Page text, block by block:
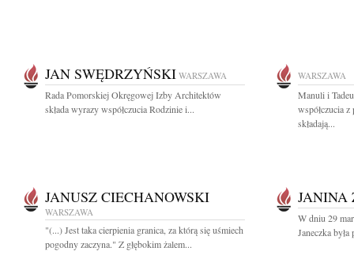
JAN SWĘDRZYŃSKI WARSZAWA
Rada Pomorskiej Okręgowej Izby Architektów
składa wyrazy współczucia Rodzinie i...
WARSZAWA
Manuli i
współczucia
składają...
JANUSZ CIECHANOWSKI
WARSZAWA
"(...) Jest taka cierpienia granica, za którą się uśmiech
pogodny zaczyna." Z głębokim żalem...
JANINA
W dniu 29
Janeczka